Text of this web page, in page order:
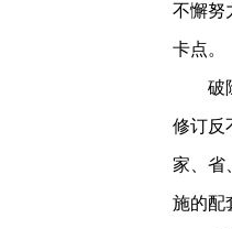
不懈努
卡点。
破
修订反
家、省
施的配